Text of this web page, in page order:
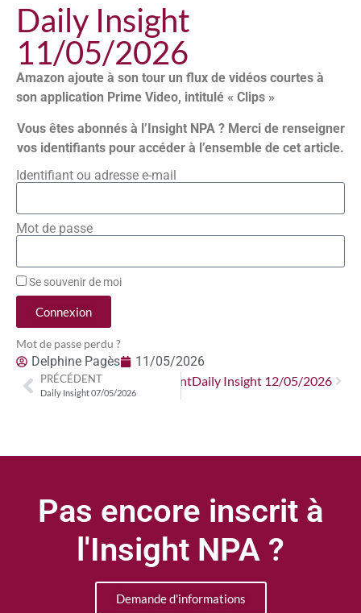
Daily Insight
11/05/2026
Amazon ajoute à son tour un flux de vidéos courtes à
son application Prime Video, intitulé « Clips »
Vous êtes abonnés à l’Insight NPA ? Merci de renseigner
vos identifiants pour accéder à l’ensemble de cet article.
Identifiant ou adresse e-mail
Mot de passe
Se souvenir de moi
Connexion
Mot de passe perdu ?
Delphine Pagès 11/05/2026
PRÉCÉDENT
Daily Insight 07/05/2026
SuivantDaily Insight 12/05/2026
Pas encore inscrit à
l'Insight NPA ?
Demande d'informations